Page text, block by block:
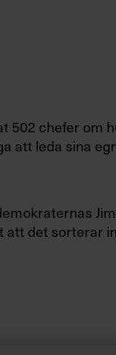
502 chefer om
att leda sina
det sorterar